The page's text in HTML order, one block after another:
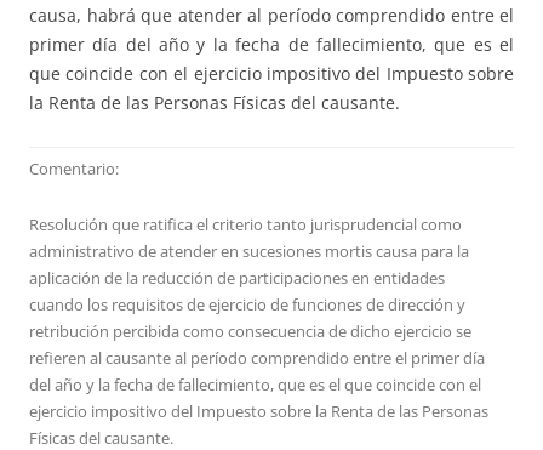
causa, habrá que atender al período comprendido entre el
primer día del año y la fecha de fallecimiento, que es el
que coincide con el ejercicio impositivo del Impuesto sobre
la Renta de las Personas Físicas del causante.
Comentario:
Resolución que ratifica el criterio tanto jurisprudencial como
administrativo de atender en sucesiones mortis causa para la
aplicación de la reducción de participaciones en entidades
cuando los requisitos de ejercicio de funciones de dirección y
retribución percibida como consecuencia de dicho ejercicio se
refieren al causante al período comprendido entre el primer día
del año y la fecha de fallecimiento, que es el que coincide con el
ejercicio impositivo del Impuesto sobre la Renta de las Personas
Físicas del causante.